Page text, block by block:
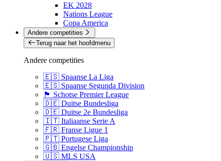
EK 2028
Nations League
Copa America
Andere competities
Terug naar het hoofdmenu
Andere competities
🇪🇸 Spaanse La Liga
🇪🇸 Spaanse Segunda Division
🏴󠁧󠁢󠁳󠁣󠁴󠁿 Schotse Premier League
🇩🇪 Duitse Bundesliga
🇩🇪 Duitse 2e Bundesliga
🇮🇹 Italiaanse Serie A
🇫🇷 Franse Ligue 1
🇵🇹 Portugese Liga
🇬🇧 Engelse Championship
🇺🇸 MLS USA